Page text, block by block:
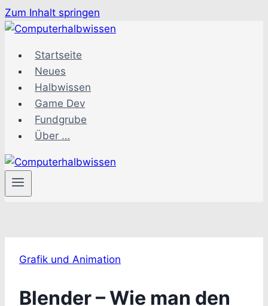
Zum Inhalt springen
Startseite
Neues
Halbwissen
Game Dev
Fundgrube
Über …
Grafik und Animation
Blender – Wie man den